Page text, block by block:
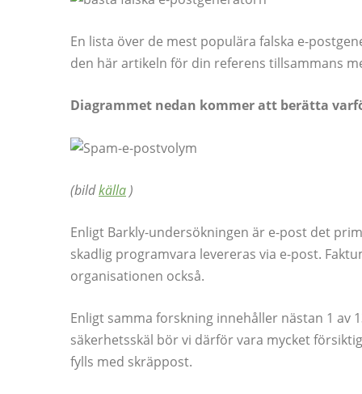
En lista över de mest populära falska e-
den här artikeln för din referens tillsammans
Diagrammet nedan kommer att berätta
(bildkälla)
Enligt Barkly-undersökningen är e-post det
skadlig programvara levereras via e-post.
organisationen också.
Enligt samma forskning innehåller nästan 1 av
säkerhetsskäl bör vi därför vara mycket
fylls med skräppost.